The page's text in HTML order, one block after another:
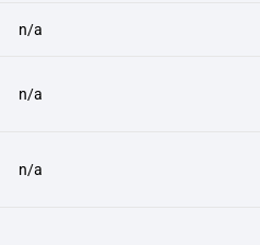
n/a
n/a
n/a